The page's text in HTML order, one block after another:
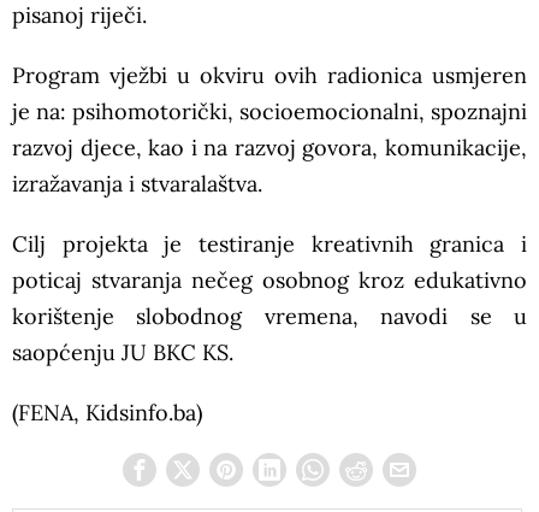
pisanoj riječi.
Program vježbi u okviru ovih radionica usmjeren
je na: psihomotorički, socioemocionalni, spoznajni
razvoj djece, kao i na razvoj govora, komunikacije,
izražavanja i stvaralaštva.
Cilj projekta je testiranje kreativnih granica i
poticaj stvaranja nečeg osobnog kroz edukativno
korištenje slobodnog vremena, navodi se u
saopćenju JU BKC KS.
(FENA, Kidsinfo.ba)